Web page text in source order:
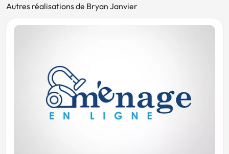
Autres réalisations de Bryan Janvier